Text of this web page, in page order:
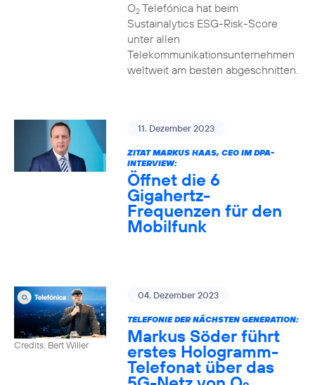
O2Telefónica hat beim
Sustainalytics ESG-Risk-Score
unter allen
Telekommunikationsunternehmen
weltweit am besten abgeschnitten.
11. Dezember 2023
ZITAT MARKUS HAAS, CEO IM DPA-
INTERVIEW:
Öffnet die 6
Gigahertz-
Frequenzen für den
Mobilfunk
Credits: Bert Willer
04. Dezember 2023
TELEFONIE DER NÄCHSTEN GENERATION:
Markus Söder führt
erstes Hologramm-
Telefonat über das